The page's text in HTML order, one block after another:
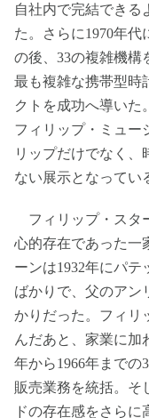
自社内で完結できる
た。さらに1970年
の後、33の複雑機構
最も複雑な携帯型時
クトを成功へ導いた
フィリップ・ミュー
リップだけでなく、
ない展示となってい
フィリップ・スタ
心的存在であった一
ーンは1932年にパ
ばかりで、父のアン
かりだった。フィリ
んだあと、家業に加
年から1966年までの
販売業務を統括。そ
ドの存在感をさらに